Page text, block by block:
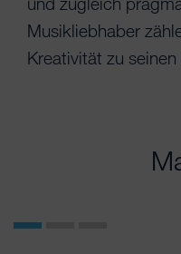
Musikliebhaber
Kreativität zu